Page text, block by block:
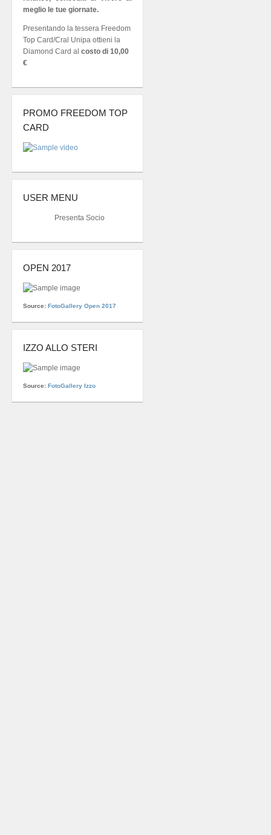
meglio le tue giornate.
Presentando la tessera Freedom
Top Card/Cral Unipa ottieni la
Diamond Card al costo di 10,00
€
PROMO FREEDOM TOP
CARD
USER MENU
Presenta Socio
OPEN 2017
Source: FotoGallery Open 2017
IZZO ALLO STERI
Source: FotoGallery Izzo